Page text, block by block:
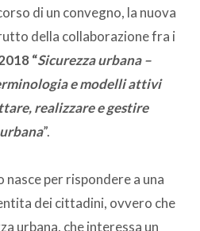
di un convegno, la nuova
della collaborazione fra i
“Sicurezza urbana –
e modelli attivi
realizzare e gestire
”.
per rispondere a una
dei cittadini, ovvero che
urbana, che interessa un